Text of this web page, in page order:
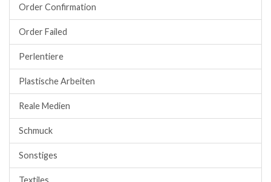
Order Confirmation
Order Failed
Perlentiere
Plastische Arbeiten
Reale Medien
Schmuck
Sonstiges
Textiles